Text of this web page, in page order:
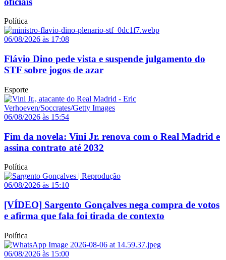
Política
06/08/2026 às 17:08
Flávio Dino pede vista e suspende julgamento do
STF sobre jogos de azar
Esporte
06/08/2026 às 15:54
Fim da novela: Vini Jr. renova com o Real Madrid e
assina contrato até 2032
Política
06/08/2026 às 15:10
[VÍDEO] Sargento Gonçalves nega compra de votos
e afirma que fala foi tirada de contexto
Política
06/08/2026 às 15:00